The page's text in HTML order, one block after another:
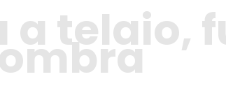
a telaio,